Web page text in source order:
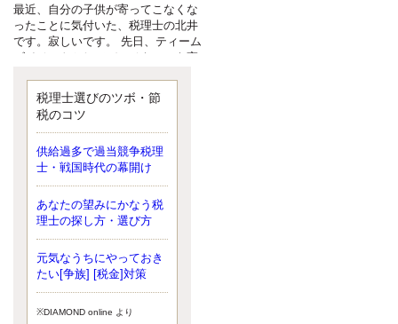
最近、自分の子供が寄ってこなくな
ったことに気付いた、税理士の北井
です。寂しいです。 先日、ティーム
ズイベントとしてバーベキューを実
と思いましたが、そこはセンスある
後のブロガーに任せようと思いま
更新:2017年5月1日(大阪市北区)
---------------------
サクセス会計事務所
サクセス税理士のお役立ちブ
ログ
平成２７年１月１日以降開始の相続
より、相続税の基礎控除額（相続税
が課税されない遺産の上限額）が縮
小されたため、お亡くなりになった
更新:2017年5月1日(大阪市中央区)
税理士選びのツボ・節
税のコツ
供給過多で過当競争税理
士・戦国時代の幕開け
あなたの望みにかなう税
理士の探し方・選び方
元気なうちにやっておき
たい[争族] [税金]対策
※DIAMOND online より